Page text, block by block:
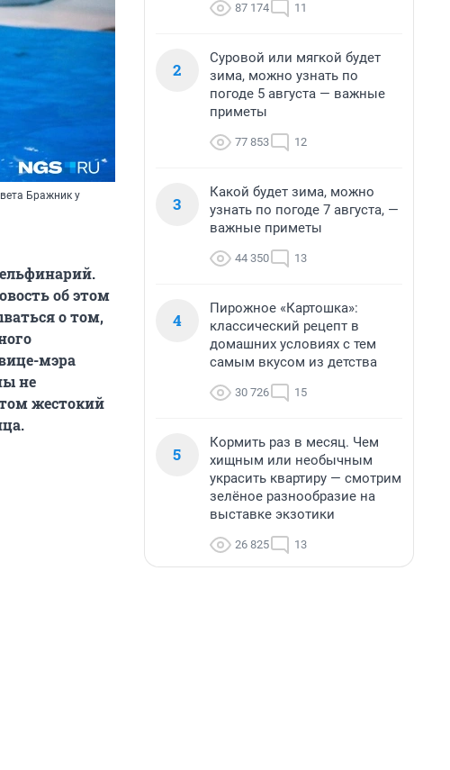
Бражник у
об этом
о том,
мэра
не
жестокий
87 174 11
2
Суровой или мягкой будет
зима, можно узнать по
погоде 5 августа — важные
приметы
77 853 12
3
Какой будет зима, можно
узнать по погоде 7 августа, —
важные приметы
44 350 13
4
Пирожное «Картошка»:
классический рецепт в
домашних условиях с тем
самым вкусом из детства
30 726 15
5
Кормить раз в месяц. Чем
хищным или необычным
украсить квартиру — смотрим
зелёное разнообразие на
выставке экзотики
26 825 13